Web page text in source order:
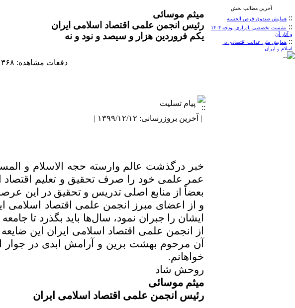
آخرین مطالب بخش
:: همایش صندوق قرض الحسنه
::
نشست تخصصی ناترازی بودجه ۱۴۰۴
و آثار آن
:: همایش ملی عدالت اقتصادی در
اسلام و ایران
میثم موسائی
رئیس انجمن علمی اقتصاد اسلامی ایران
یکم فروردین هزار و سیصد و نود و نه
دفعات مشاهده: ۱۳۶۸ بار | دفعات چاپ: ۵۸۵ بار | دفعات ارسال به دیگران: ۰ بار |
پیام تسلیت
| آخرین بروزرسانی: ۱۳۹۹/۱۲/۱۲ |
خبر درگذشت عالم وارسته حجه الاسلام و
عمر علمی خود را صرف تحقیق و تعلیم اقتصاد
بعضاً از منابع اصلی تدریس و تحقیق در این
و از اعضای مبرز انجمن علمی اقتصاد اسلامی
ایشان را جبران نمود، سال‌ها باید بگذرد تا
از انجمن علمی اقتصاد اسلامی ایران این
آن مرحوم بهشت برین و آرامش ابدی در جوار
خواهانم.
روحش شاد
میثم موسائی
رئیس انجمن علمی اقتصاد اسلامی ایران